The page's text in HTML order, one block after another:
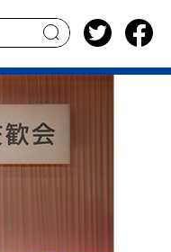
search